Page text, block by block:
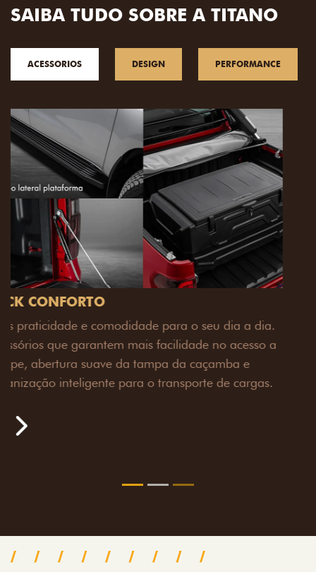
SAIBA TUDO SOBRE A TITANO
ACESSORIOS DESIGN PERFORMANCE
PACK OFF-ROAD
Prepare sua picape para qualquer desafio. O Pack
off-road combina engate de reboque para até 3,5
toneladas, alargadores de para-lamas e overbumper,
oferecendo mais capacidade de reboque, proteção
imponente para enfrentar qualquer terreno com
confiança.
Pack tecnologia